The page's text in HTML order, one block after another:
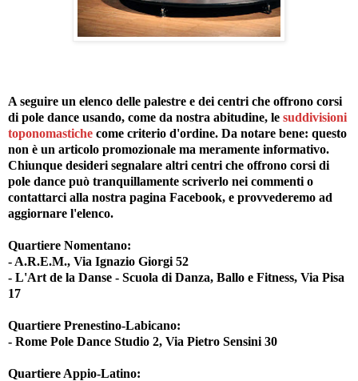
A seguire un elenco delle palestre e dei centri che offrono corsi
di pole dance usando, come da nostra abitudine, le suddivisioni
toponomastiche come criterio d'ordine. Da notare bene: questo
non è un articolo promozionale ma meramente informativo.
Chiunque desideri segnalare altri centri che offrono corsi di
pole dance può tranquillamente scriverlo nei commenti o
contattarci alla nostra pagina Facebook, e provvederemo ad
aggiornare l'elenco.
Quartiere Nomentano:
- A.R.E.M., Via Ignazio Giorgi 52
- L'Art de la Danse - Scuola di Danza, Ballo e Fitness, Via Pisa
17
Quartiere Prenestino-Labicano:
- Rome Pole Dance Studio 2, Via Pietro Sensini 30
Quartiere Appio-Latino: